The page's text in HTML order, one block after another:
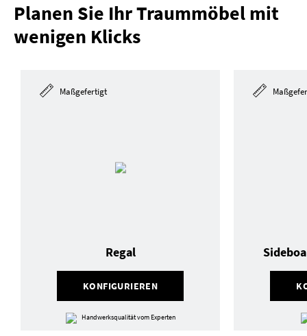
Planen Sie Ihr Traummöbel mit
wenigen Klicks
Maßgefertigt
KONFIGURIEREN
Regal
Handwerksqualität vom Experten